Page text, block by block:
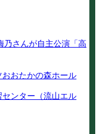
乃さんが自主公演「高
おたかの森ホール
ンター（流山エル